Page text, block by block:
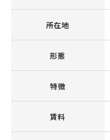
所在地
形態
特徴
賃料